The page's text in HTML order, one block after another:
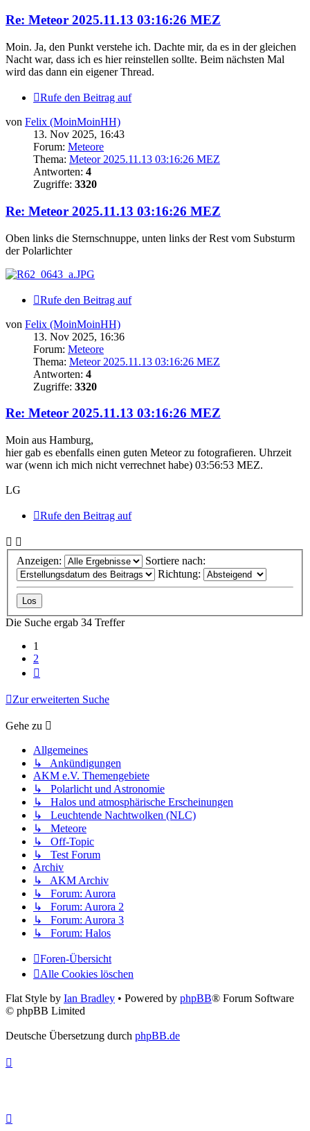
Re: Meteor 2025.11.13 03:16:26 MEZ
Moin. Ja, den Punkt verstehe ich. Dachte mir, da es in der gleichen
Nacht war, dass ich es hier reinstellen sollte. Beim nächsten Mal
wird das dann ein eigener Thread.
Rufe den Beitrag auf
von Felix (MoinMoinHH)
13. Nov 2025, 16:43
Forum: Meteore
Thema: Meteor 2025.11.13 03:16:26 MEZ
Antworten: 4
Zugriffe: 3320
Re: Meteor 2025.11.13 03:16:26 MEZ
Oben links die Sternschnuppe, unten links der Rest vom Substurm
der Polarlichter
Rufe den Beitrag auf
von Felix (MoinMoinHH)
13. Nov 2025, 16:36
Forum: Meteore
Thema: Meteor 2025.11.13 03:16:26 MEZ
Antworten: 4
Zugriffe: 3320
Re: Meteor 2025.11.13 03:16:26 MEZ
Moin aus Hamburg,
hier gab es ebenfalls einen guten Meteor zu fotografieren. Uhrzeit
war (wenn ich mich nicht verrechnet habe) 03:56:53 MEZ.
LG
Rufe den Beitrag auf
Anzeigen:
Sortiere nach:
Richtung:
Die Suche ergab 34 Treffer
1
2
Zur erweiterten Suche
Gehe zu
Allgemeines
↳ Ankündigungen
AKM e.V. Themengebiete
↳ Polarlicht und Astronomie
↳ Halos und atmosphärische Erscheinungen
↳ Leuchtende Nachtwolken (NLC)
↳ Meteore
↳ Off-Topic
↳ Test Forum
Archiv
↳ AKM Archiv
↳ Forum: Aurora
↳ Forum: Aurora 2
↳ Forum: Aurora 3
↳ Forum: Halos
Foren-Übersicht
Alle Cookies löschen
Flat Style by Ian Bradley • Powered by phpBB® Forum Software
© phpBB Limited
Deutsche Übersetzung durch phpBB.de